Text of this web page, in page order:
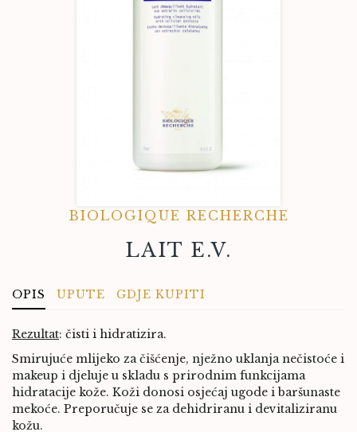
BIOLOGIQUE RECHERCHE
LAIT E.V.
OPIS UPUTE GDJE KUPITI
Rezultat: čisti i hidratizira.
Smirujuće mlijeko za čišćenje, nježno uklanja nečistoće i
makeup i djeluje u skladu s prirodnim funkcijama
hidratacije kože. Koži donosi osjećaj ugode i baršunaste
mekoće. Preporučuje se za dehidriranu i devitaliziranu
kožu.